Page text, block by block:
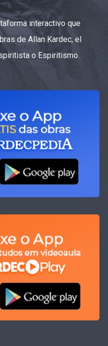
interactivo que
de Allan Kardec, el
o Espiritismo.